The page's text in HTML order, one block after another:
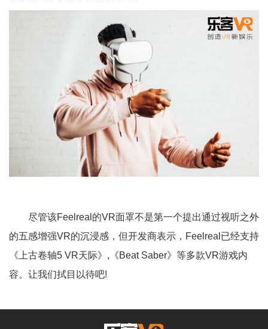
尽管该Feelreal的VR面罩不是第一个提出通过视听之外
的五感增强VR的沉浸感，但开发商表示，Feelreal已经支持
《上古卷轴5 VR天际》,《Beat Saber》等多款VR游戏内
容。让我们拭目以待吧!